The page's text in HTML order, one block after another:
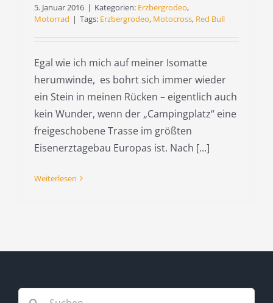
5. Januar 2016 | Kategorien: Erzbergrodeo,
Motorrad | Tags: Erzbergrodeo, Motocross, Red Bull
Egal wie ich mich auf meiner Isomatte
herumwinde, es bohrt sich immer wieder
ein Stein in meinen Rücken – eigentlich auch
kein Wunder, wenn der „Campingplatz“ eine
freigeschobene Trasse im größten
Eisenerztagebau Europas ist. Nach [...]
Weiterlesen
Suche